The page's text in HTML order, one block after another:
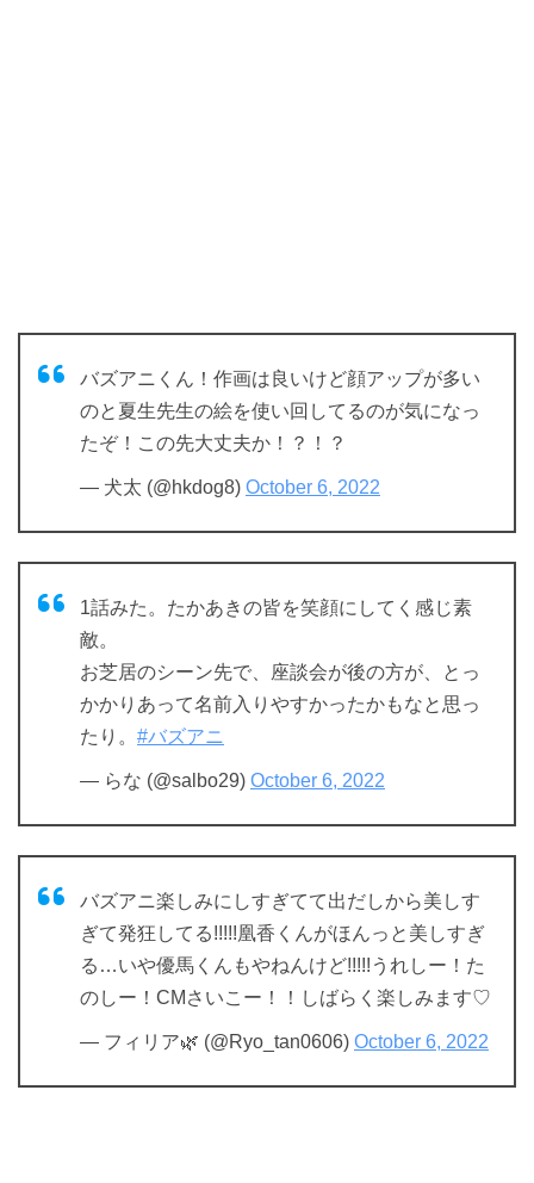
バズアニくん！作画は良いけど顔アップが多い
のと夏生先生の絵を使い回してるのが気になっ
たぞ！この先大丈夫か！？！？
— 犬太 (@hkdog8) October 6, 2022
1話みた。たかあきの皆を笑顔にしてく感じ素
敵。
お芝居のシーン先で、座談会が後の方が、とっ
かかりあって名前入りやすかったかもなと思っ
たり。 #バズアニ
— らな (@salbo29) October 6, 2022
バズアニ楽しみにしすぎてて出だしから美しす
ぎて発狂してる!!!!!凰香くんがほんっと美しすぎ
る…いや優馬くんもやねんけど!!!!!うれしー！た
のしー！CMさいこー！！しばらく楽しみます♡
— フィリア🌿 (@Ryo_tan0606) October 6, 2022